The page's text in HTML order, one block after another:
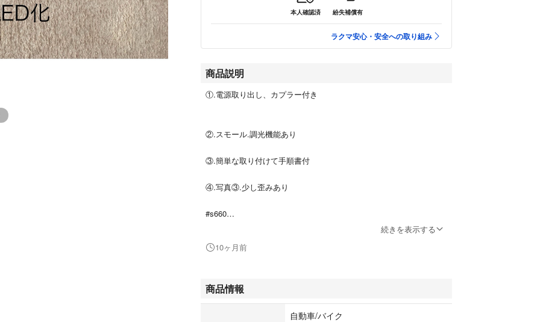
本人確認済 紛失補償有
ラクマ安心・安全への取り組み
商品説明
①.電源取り出し、カプラー付き
②.スモール.調光機能あり
③.簡単な取り付けて手順書付
④.写真③.少し歪みあり
#s660
続きを表示する
10ヶ月前
商品情報
自動車/バイク